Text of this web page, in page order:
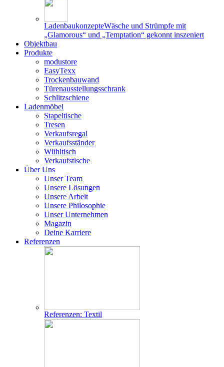
LadenbaukonzepteWäsche und Strümpfe mit
„Glamorous“ und „Temptation“ gekonnt inszeniert
Objektbau
Produkte
modustore
EasyTexx
Trockenbauwand
Türenausstellungsschrank
Schlitzschiene
Ladenmöbel
Stapeltische
Tresen
Verkaufsregal
Verkaufsständer
Wühltisch
Verkaufstische
Über Uns
Unser Team
Unsere Lösungen
Unsere Arbeit
Unsere Philosophie
Unser Unternehmen
Magazin
Deine Karriere
Referenzen
Referenzen: Textil